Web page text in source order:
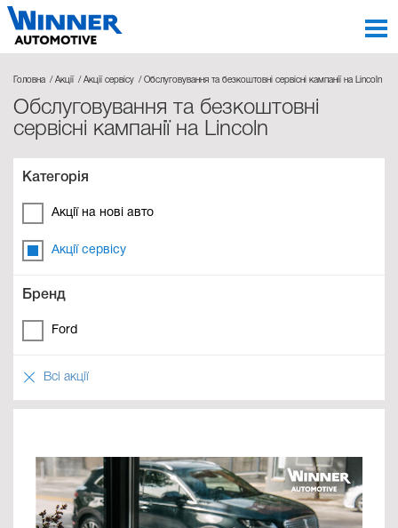
Головна Акції Акції сервісу Обслуговування та безкоштовні сервісні кампанії на Lincoln
Обслуговування та безкоштовні
сервісні кампанії на Lincoln
Категорія
Акції на нові авто
Акції сервісу
Бренд
Ford
Всі акції